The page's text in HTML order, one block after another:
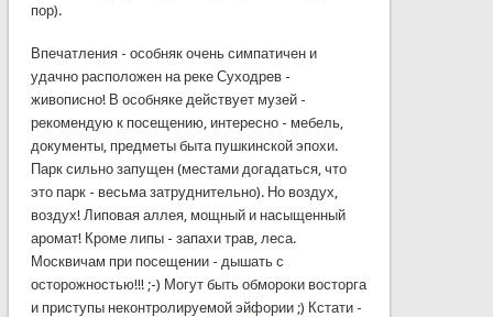
пор).
Впечатления- особняк очень симпатичени
удачно расположен на реке Суходрев-
живописно! В особняке действует музей-
рекомендуюк посещению, интересно- мебель,
документы, предметы быта пушкинской эпохи.
Парк сильно запущен(местами догадаться, что
это парк- весьма затруднительно). Но воздух
воздух! Липовая аллея, мощныйи насыщенный
аромат! Кроме липы- запахи трав, леса.
Москвичам при посещении- дышатьс
осторожностью!!! ;-) Могут быть обмороки восторга
и приступы неконтролируемой эйфории;) Кстати -